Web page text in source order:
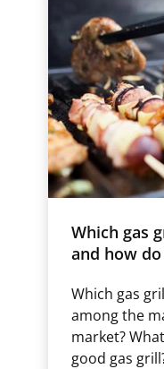
Which gas
and how
Which gas
among the
market?
good gas